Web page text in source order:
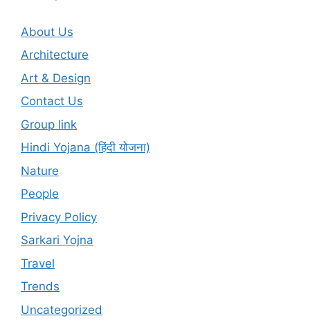
About Us
Architecture
Art & Design
Contact Us
Group link
Hindi Yojana (हिंदी योजना)
Nature
People
Privacy Policy
Sarkari Yojna
Travel
Trends
Uncategorized